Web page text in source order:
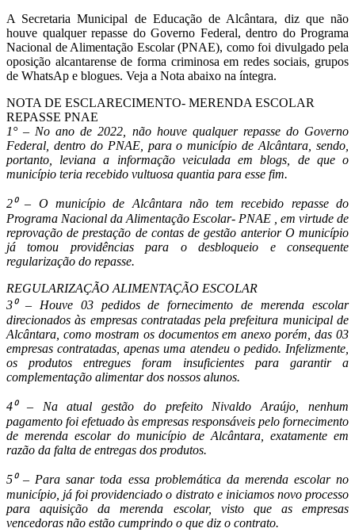
A Secretaria Municipal de Educação de Alcântara, diz que não
houve qualquer repasse do Governo Federal, dentro do Programa
Nacional de Alimentação Escolar (PNAE), como foi divulgado pela
oposição alcantarense de forma criminosa em redes sociais, grupos
de WhatsAp e blogues. Veja a Nota abaixo na íntegra.
NOTA DE ESCLARECIMENTO- MERENDA ESCOLAR
REPASSE PNAE
1° – No ano de 2022, não houve qualquer repasse do Governo
Federal, dentro do PNAE, para o município de Alcântara, sendo,
portanto, leviana a informação veiculada em blogs, de que o
município teria recebido vultuosa quantia para esse fim.
2⁰ – O município de Alcântara não tem recebido repasse do
Programa Nacional da Alimentação Escolar- PNAE , em virtude de
reprovação de prestação de contas de gestão anterior O município
já tomou providências para o desbloqueio e consequente
regularização do repasse.
REGULARIZAÇÃO ALIMENTAÇÃO ESCOLAR
3⁰ – Houve 03 pedidos de fornecimento de merenda escolar
direcionados às empresas contratadas pela prefeitura municipal de
Alcântara, como mostram os documentos em anexo porém, das 03
empresas contratadas, apenas uma atendeu o pedido. Infelizmente,
os produtos entregues foram insuficientes para garantir a
complementação alimentar dos nossos alunos.
4⁰ – Na atual gestão do prefeito Nivaldo Araújo, nenhum
pagamento foi efetuado às empresas responsáveis pelo fornecimento
de merenda escolar do município de Alcântara, exatamente em
razão da falta de entregas dos produtos.
5⁰ – Para sanar toda essa problemática da merenda escolar no
município, já foi providenciado o distrato e iniciamos novo processo
para aquisição da merenda escolar, visto que as empresas
vencedoras não estão cumprindo o que diz o contrato.